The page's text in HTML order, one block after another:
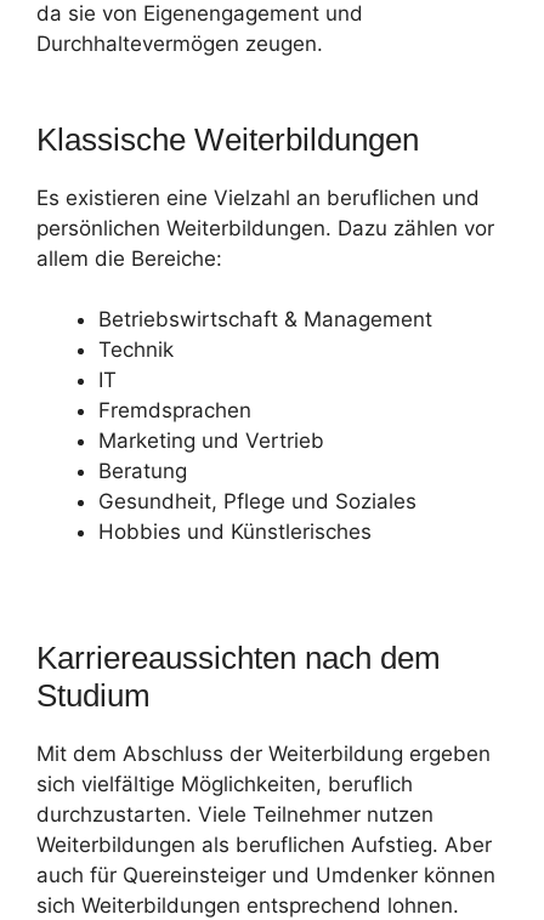
da sie von Eigenengagement und
Durchhaltevermögen zeugen.
Klassische Weiterbildungen
Es existieren eine Vielzahl an beruflichen und
persönlichen Weiterbildungen. Dazu zählen vor
allem die Bereiche:
Betriebswirtschaft & Management
Technik
IT
Fremdsprachen
Marketing und Vertrieb
Beratung
Gesundheit, Pflege und Soziales
Hobbies und Künstlerisches
Karriereaussichten nach dem
Studium
Mit dem Abschluss der Weiterbildung ergeben
sich vielfältige Möglichkeiten, beruflich
durchzustarten. Viele Teilnehmer nutzen
Weiterbildungen als beruflichen Aufstieg. Aber
auch für Quereinsteiger und Umdenker können
sich Weiterbildungen entsprechend lohnen.